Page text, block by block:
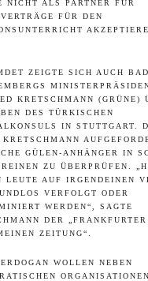
NICHT ALS PARTNER FÜR
FÜR DEN
ZEIGTE SICH AUCH
KRETSCHMANN (GRÜNE)
DES TÜRKISCHEN
IN STUTTGART.
KRETSCHMANN
GÜLEN-ANHÄNGER IN
ZU ÜBERPRÜFEN.
LEUTE AUF IRGENDEINEN
VERFOLGT ODER
WERDEN“, SAGTE
DER „FRANKFURTER
ZEITUNG“.
WOLLEN NEBEN
ORGANISATIONEN